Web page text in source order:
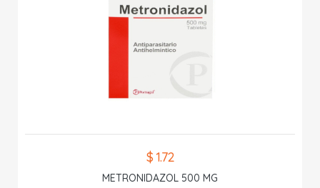
$ 1.72
METRONIDAZOL 500 MG